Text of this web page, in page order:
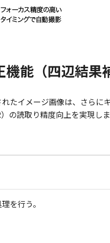
能（四辺結
たイメージ画像は、さら
の読取り精度向上を実現しま
を行う。